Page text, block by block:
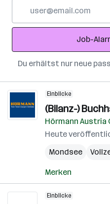
Adresse
Job-
Du erhältst nur neue
Einblicke
(Bilanz-)
Hörmann Austria
Heute
Mondsee
Merken
Einblicke